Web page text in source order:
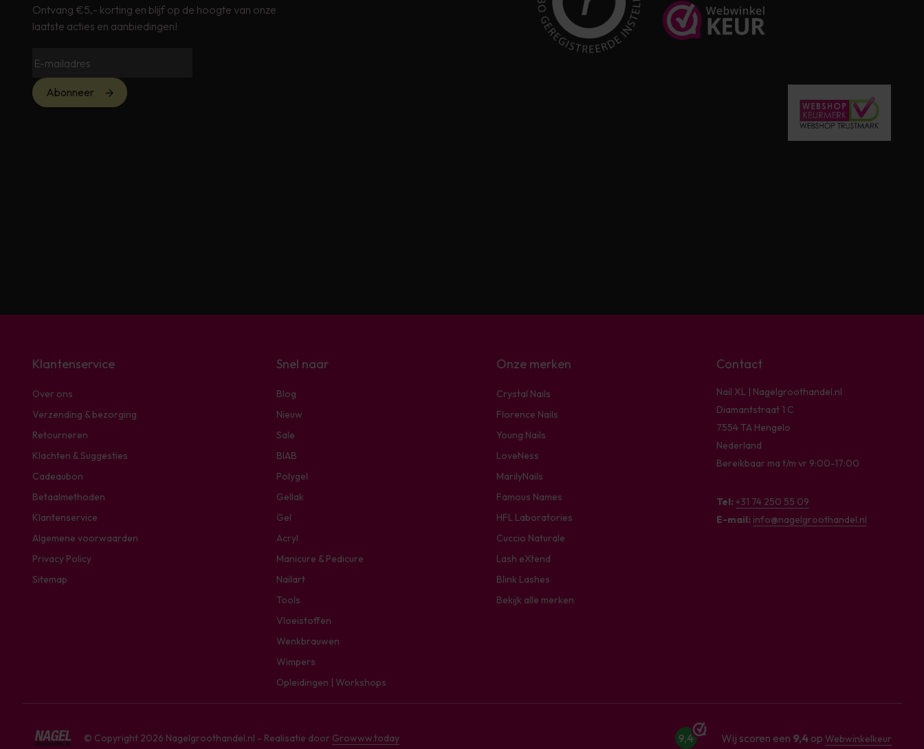
Ontvang €5,- korting en blijf op de hoogte van onze
laatste acties en aanbiedingen!
Abonneer
Klantenservice
Over ons
Verzending & bezorging
Retourneren
Klachten & Suggesties
Cadeaubon
Betaalmethoden
Klantenservice
Algemene voorwaarden
Privacy Policy
Sitemap
Snel naar
Blog
Nieuw
Sale
BIAB
Polygel
Gellak
Gel
Acryl
Manicure & Pedicure
Nailart
Tools
Vloeistoffen
Wenkbrauwen
Wimpers
Opleidingen | Workshops
Onze merken
Crystal Nails
Florence Nails
Young Nails
LoveNess
MarilyNails
Famous Names
HFL Laboratories
Cuccio Naturale
Lash eXtend
Blink Lashes
Bekijk alle merken
Contact
Nail XL | Nagelgroothandel.nl
Diamantstraat 1 C
7554 TA Hengelo
Nederland
Bereikbaar ma t/m vr 9:00-17:00
Tel: +31 74 250 55 09
E-mail: info@nagelgroothandel.nl
© Copyright 2026 Nagelgroothandel.nl - Realisatie door Growww.today 9,4 Wij scoren een 9,4op Webwinkelkeur